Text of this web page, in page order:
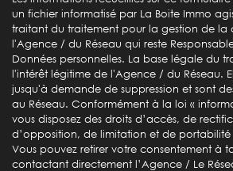
Taxe habitation
Taxe foncière
Habitants de moins de 25 ans
Habitants de 25 à 55 ans
Habitants de plus de 55 ans
Nombre d'enfants par famille
un fichier informatisé par La Boite Immo
traitant du traitement pour la gestion de la
l'Agence / du Réseau qui reste
Données personnelles. La base légale du
l'intérêt légitime de l'Agence / du Réseau.
jusqu'à demande de suppression et sont
au Réseau. Conformément à la loi «
vous disposez des droits d’accès, de
d’opposition, de limitation et de portabilité
Vous pouvez retirer votre consentement à
contactant directement l’Agence / Le